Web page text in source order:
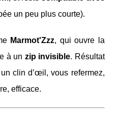
un peu plus courte).
Marmot'Zzz, qui ouvre la
à un zip invisible. Résultat
clin d’œil, vous refermez,
efficace.